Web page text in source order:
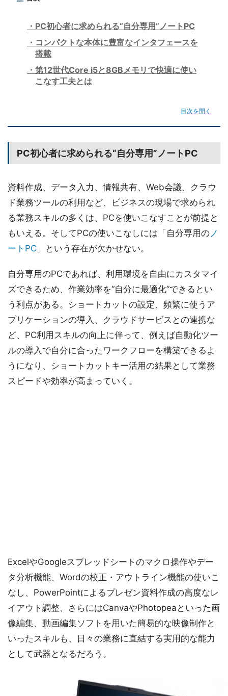
PC初心者に求められる“自分専用”ノートPC
コンパクトな本体に豊富なインタフェースを
搭載
第12世代Core i5と8GBメモリで快適に使い
こなす工夫とは
目次を開く
PC初心者に求められる“自分専用”ノートPC
資料作成、データ入力、情報共有、Web会議、クラウ
ド業務ツールの利用など、ビジネスの現場で求められ
る業務スキルの多くは、PCを使いこなすことが前提と
もいえる。そしてPCの使いこなしには「自分専用のノ
ートPC 」という存在が欠かせない。
自分専用のPCであれば、利用環境を自由にカスタマイ
ズできるため、作業効率を“自分に最適化”できるとい
う利点がある。ショートカットの設定、頻繁に使うア
プリケーションの導入、クラウドサービスとの連携な
ど、PC利用スキルの向上に伴って、例えば自動化ツー
ルの導入で自分に合ったワークフローを構築できるよ
うになり、ショートカットキー活用の結果として業務
スピードや効率が高まっていく。
ExcelやGoogleスプレッドシートのマクロ操作やデー
タ分析機能、Wordの校正・アウトライン機能の使いこ
なし、PowerPointによるプレゼン資料作成の高度なレ
イアウト調整、さらにはCanvaやPhotopeaといった画
像編集、動画編集ソフトを用いた簡易的な映像制作と
いったスキルも、日々の業務に直結する実用的な能力
として武器となるだろう。